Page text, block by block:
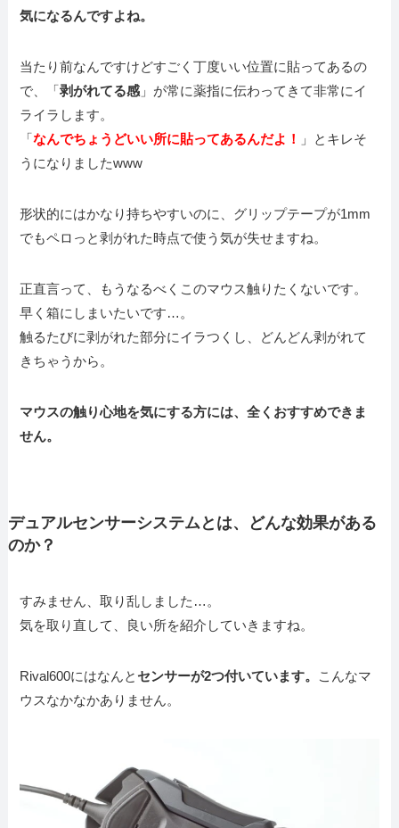
気になるんですよね。
当たり前なんですけどすごく丁度いい位置に貼ってあるの
で、「剥がれてる感 」が常に薬指に伝わってきて非常にイ
ライラします。
「なんでちょうどいい所に貼ってあるんだよ！
」とキレそ
うになりましたwww
形状的にはかなり持ちやすいのに、グリップテープが1mm
でもペロっと剥がれた時点で使う気が失せますね。
正直言って、もうなるべくこのマウス触りたくないです。
早く箱にしまいたいです…。
触るたびに剥がれた部分にイラつくし、どんどん剥がれて
きちゃうから。
マウスの触り心地を気にする方には、全くおすすめできま
せん。
デュアルセンサーシステムとは、どんな効果がある
のか？
すみません、取り乱しました…。
気を取り直して、良い所を紹介していきますね。
Rival600にはなんと センサーが2つ付いています。 こんなマ
ウスなかなかありません。